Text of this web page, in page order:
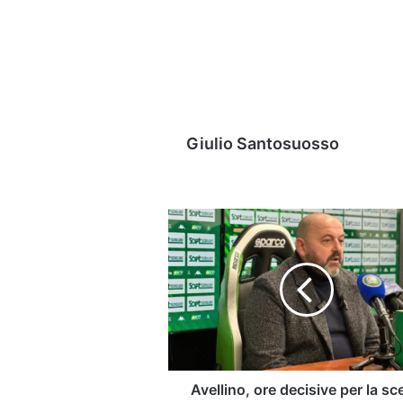
Giulio Santosuosso
Avellino,
ore
decisive
per
la
scelta
dell'allenatore:
l'aggiornamento
Avellino, ore decisive per la